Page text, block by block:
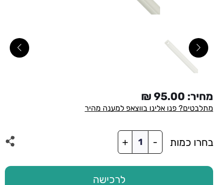
מחיר: 95.00
₪
מתלבטים? פנו אלינו בווצאפ למענה מהיר
בחרו כמות -
של
מוט
תלייה
+
לרכישה